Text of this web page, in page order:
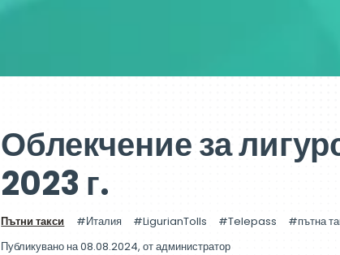
Облекчение за
2023 г.
Пътни такси Италия LigurianTolls Telepass пътна
Публикувано на 08.08.2024, отадминистратор